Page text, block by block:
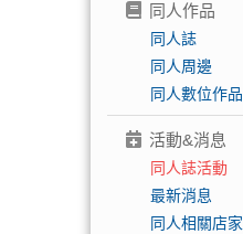
同人作品
同人誌
同人周邊
同人數位作品
活動&消息
同人誌活動
最新消息
同人相關店家